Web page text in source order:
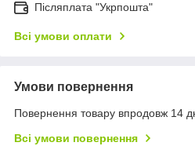
Післяплата "Укрпошта"
Всі умови оплати
Умови повернення
Повернення товару впродовж 14
Всі умови повернення